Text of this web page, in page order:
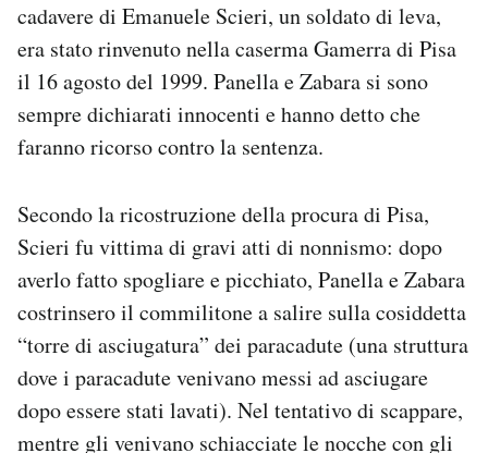
Hai bisogno di aiuto?
Esci
cadavere di Emanuele Scieri, un soldato di leva,
era stato rinvenuto nella caserma Gamerra di Pisa
il 16 agosto del 1999. Panella e Zabara si sono
sempre dichiarati innocenti e hanno detto che
faranno ricorso contro la sentenza.
Secondo la ricostruzione della procura di Pisa,
Scieri fu vittima di gravi atti di nonnismo: dopo
averlo fatto spogliare e picchiato, Panella e Zabara
costrinsero il commilitone a salire sulla cosiddetta
“torre di asciugatura” dei paracadute (una struttura
dove i paracadute venivano messi ad asciugare
dopo essere stati lavati). Nel tentativo di scappare,
mentre gli venivano schiacciate le nocche con gli